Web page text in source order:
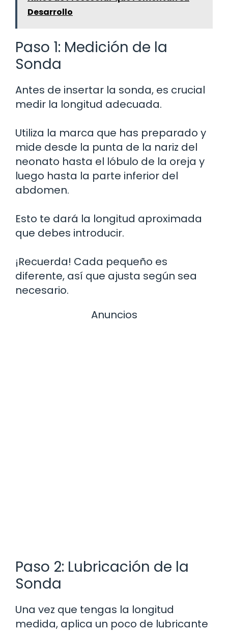
Desarrollo
Paso 1: Medición de la
Sonda
Antes de insertar la sonda, es crucial
medir la longitud adecuada.
Utiliza la marca que has preparado y
mide desde la punta de la nariz del
neonato hasta el lóbulo de la oreja y
luego hasta la parte inferior del
abdomen.
Esto te dará la longitud aproximada
que debes introducir.
¡Recuerda! Cada pequeño es
diferente, así que ajusta según sea
necesario.
Anuncios
Paso 2: Lubricación de la
Sonda
Una vez que tengas la longitud
medida, aplica un poco de lubricante